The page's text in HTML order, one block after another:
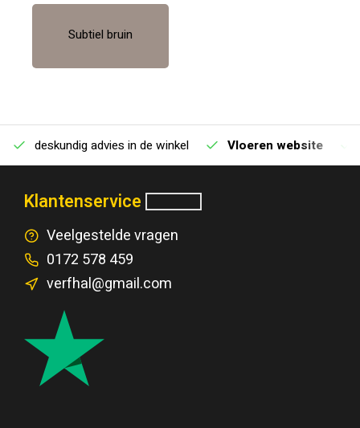
Subtiel bruin
deskundig advies in de winkel Vloeren website
Klantenservice
Veelgestelde vragen
0172 578 459
verfhal@gmail.com